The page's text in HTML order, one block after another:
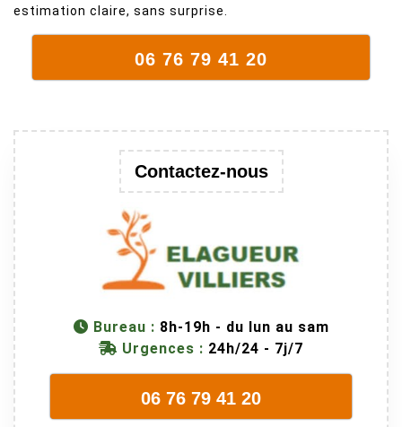
en identifiant
au passage
une branche
trop lourde et
M Villiers et
son équipes
très bien leur
métier, c'est
juste une
estimation claire, sans surprise.
06 76 79 41 20
Contactez-nous
Bureau : 8h-19h - du lun au sam
Urgences : 24h/24 - 7j/7
06 76 79 41 20